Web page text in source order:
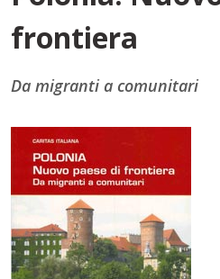
frontiera
Da migranti a comunitari